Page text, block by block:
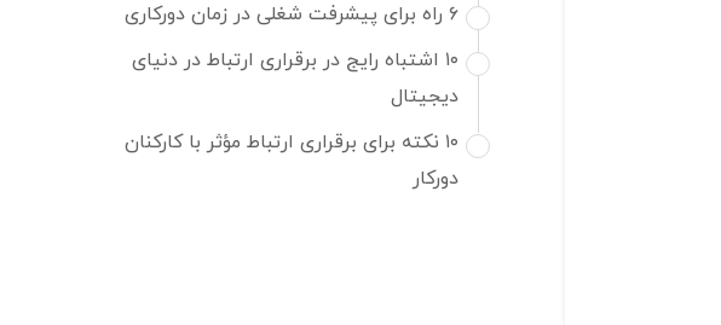
۶ راه برای پیشرفت شغلی در زمان دورکاری
۱۰ اشتباه رایج در برقراری ارتباط در دنیای
دیجیتال
۱۰ نکته برای برقراری ارتباط مؤثر با کارکنان
دورکار